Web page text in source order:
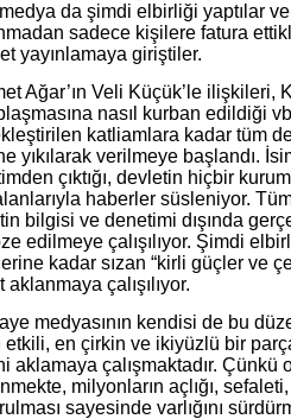
da şimdi elbirliği yaptılar
sadece kişilere fatura
yayınlamaya giriştiler.
Ağar’ın Veli Küçük’le ilişkileri,
nasıl kurban edildiği
katliamlara kadar tüm
yıkılarak verilmeye başlandı.
çıktığı, devletin hiçbir
haberler süsleniyor.
bilgisi ve denetimi dışında
edilmeye çalışılıyor. Şimdi
kadar sızan “kirli güçler ve
aklanmaya çalışılıyor.
medyasının kendisi de bu
etkili, en çirkin ve ikiyüzlü bir
aklamaya çalışmaktadır. Çünkü
milyonların açlığı,
sayesinde varlığını